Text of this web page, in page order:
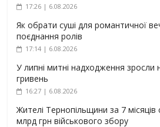
17:26 | 6.08.2026
Як обрати суші для романтичної
поєднання ролів
17:14 | 6.08.2026
У липні митні надходження зросли
гривень
16:27 | 6.08.2026
Жителі Тернопільщини за 7
млрд грн військового збору